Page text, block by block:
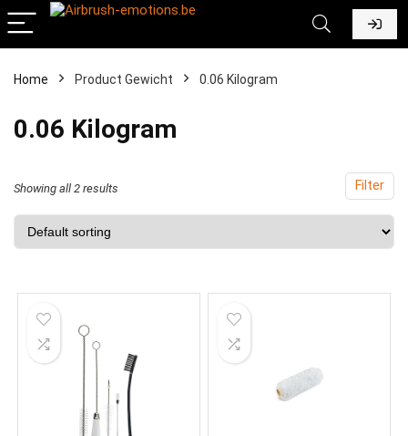
Home Product Gewicht ‎0.06 Kilogram
‎0.06 Kilogram
Filter
Showing all 2 results